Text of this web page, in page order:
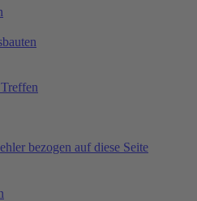
bezogen auf diese Seite